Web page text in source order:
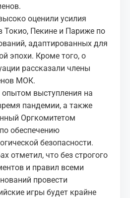
оценили усилия
Токио, Пекине и Париже по
адаптированных для
эпохи. Кроме того, о
рассказали члены
МОК.
выступления на
пандемии, а также
Оргкомитетом
обеспечению
безопасности.
отметил, что без строгого
и правил всеми
провести
игры будет крайне